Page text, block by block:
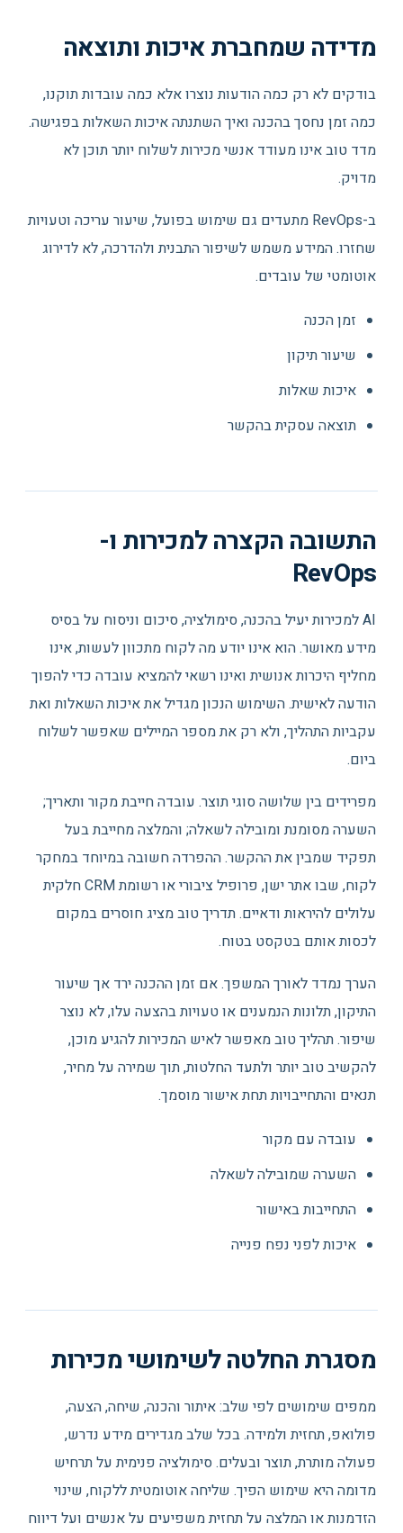
מדידה שמחברת איכות ותוצאה
בודקים לא רק כמה הודעות נוצרו אלא כמה עובדות תוקנו,
כמה זמן נחסך בהכנה ואיך השתנתה איכות השאלות בפגישה.
מדד טוב אינו מעודד אנשי מכירות לשלוח יותר תוכן לא
מדויק.
ב-RevOps מתעדים גם שימוש בפועל, שיעור עריכה וטעויות
שחזרו. המידע משמש לשיפור התבנית ולהדרכה, לא לדירוג
אוטומטי של עובדים.
זמן הכנה
שיעור תיקון
איכות שאלות
תוצאה עסקית בהקשר
התשובה הקצרה למכירות ו-
RevOps
AI למכירות יעיל בהכנה, סימולציה, סיכום וניסוח על בסיס
מידע מאושר. הוא אינו יודע מה לקוח מתכוון לעשות, אינו
מחליף היכרות אנושית ואינו רשאי להמציא עובדה כדי להפוך
הודעה לאישית. השימוש הנכון מגדיל את איכות השאלות ואת
עקביות התהליך, ולא רק את מספר המיילים שאפשר לשלוח
ביום.
מפרידים בין שלושה סוגי תוצר. עובדה חייבת מקור ותאריך;
השערה מסומנת ומובילה לשאלה; והמלצה מחייבת בעל
תפקיד שמבין את ההקשר. ההפרדה חשובה במיוחד במחקר
לקוח, שבו אתר ישן, פרופיל ציבורי או רשומת CRM חלקית
עלולים להיראות ודאיים. תדריך טוב מציג חוסרים במקום
לכסות אותם בטקסט בטוח.
הערך נמדד לאורך המשפך. אם זמן ההכנה ירד אך שיעור
התיקון, תלונות הנמענים או טעויות בהצעה עלו, לא נוצר
שיפור. תהליך טוב מאפשר לאיש המכירות להגיע מוכן,
להקשיב טוב יותר ולתעד החלטות, תוך שמירה על מחיר,
תנאים והתחייבויות תחת אישור מוסמך.
עובדה עם מקור
השערה שמובילה לשאלה
התחייבות באישור
איכות לפני נפח פנייה
מסגרת החלטה לשימושי מכירות
ממפים שימושים לפי שלב: איתור והכנה, שיחה, הצעה,
פולואפ, תחזית ולמידה. בכל שלב מגדירים מידע נדרש,
פעולה מותרת, תוצר ובעלים. סימולציה פנימית על תרחיש
מדומה היא שימוש הפיך. שליחה אוטומטית ללקוח, שינוי
הזדמנות או המלצה על תחזית משפיעים על אנשים ועל דיווח